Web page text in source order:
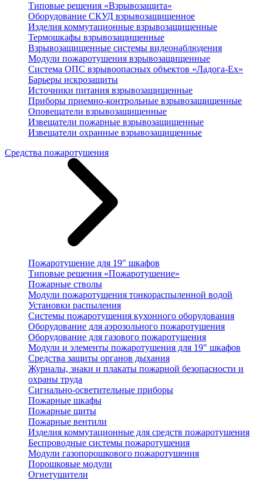
Типовые решения «Взрывозащита»
Оборудование СКУД взрывозащищенное
Изделия коммутационные взрывозащищенные
Термошкафы взрывозащищенные
Взрывозащищенные системы видеонаблюдения
Модули пожаротушения взрывозащищенные
Система ОПС взрывоопасных объектов «Ладога-Ex»
Барьеры искрозащиты
Источники питания взрывозащищенные
Приборы приемно-контрольные взрывозащищенные
Оповещатели взрывозащищенные
Извещатели пожарные взрывозащищенные
Извещатели охранные взрывозащищенные
Средства пожаротушения
Пожаротушение для 19" шкафов
Типовые решения «Пожаротушение»
Пожарные стволы
Модули пожаротушения тонкораспыленной водой
Установки распыления
Системы пожаротушения кухонного оборудования
Оборудование для аэрозольного пожаротушения
Оборудование для газового пожаротушения
Модули и элементы пожаротушения для 19" шкафов
Средства защиты органов дыхания
Журналы, знаки и плакаты пожарной безопасности и
охраны труда
Сигнально-осветительные приборы
Пожарные шкафы
Пожарные щиты
Пожарные вентили
Изделия коммутационные для средств пожаротушения
Беспроводные системы пожаротушения
Модули газопорошкового пожаротушения
Порошковые модули
Огнетушители